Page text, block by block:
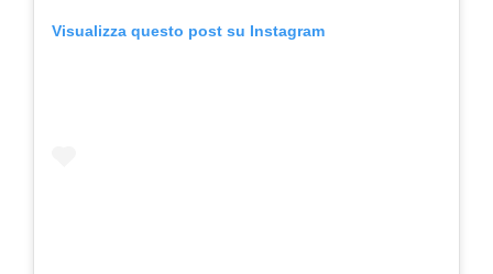
Visualizza questo post su Instagram